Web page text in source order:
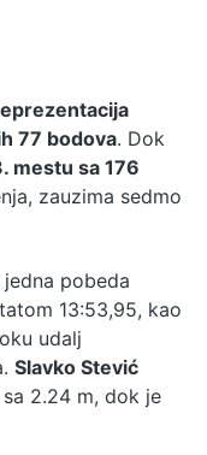
77 bodova. Dok
mestu sa 176
zauzima sedmo
pobeda
13:53,95, kao
udalj
Slavko Stević
2.24 m, dok je